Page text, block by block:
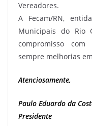
Vereadores.
A Fecam/RN,
Municipais do Rio
compromisso
sempre melhorias
Atenciosamente,
Paulo Eduardo da
Presidente